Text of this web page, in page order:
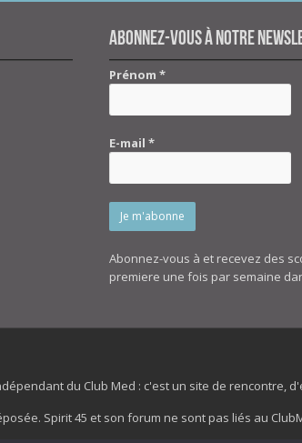
Abonnez-vous à notre
Prénom*
E-mail*
Abonnez-vous à et recevez des
premiere une fois par semaine
du Club Med : c'est un site de rencontre,
Spirit 45 et son forum ne sont pas liés au